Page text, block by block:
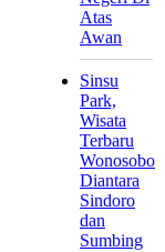
Atas
Awan
Sinsu
Park,
Wisata
Terbaru
Wonosobo
Diantara
Sindoro
dan
Sumbing